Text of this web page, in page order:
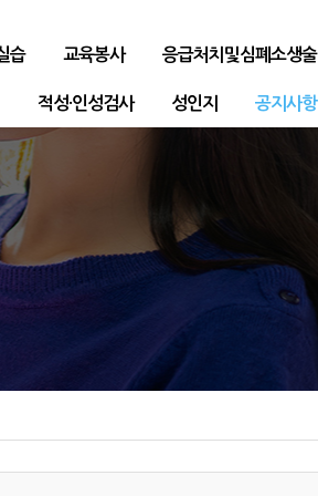
습 교육봉사 응급처치및심폐소생술
적성·인성검사 성인지 공지사항